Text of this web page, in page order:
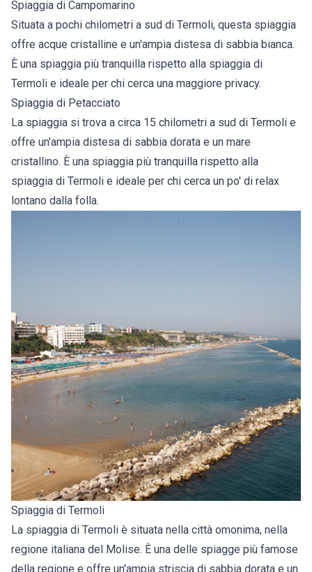
Spiaggia di Campomarino
Situata a pochi chilometri a sud di Termoli, questa spiaggia
offre acque cristalline e un'ampia distesa di sabbia bianca.
È una spiaggia più tranquilla rispetto alla spiaggia di
Termoli e ideale per chi cerca una maggiore privacy.
Spiaggia di Petacciato
La spiaggia si trova a circa 15 chilometri a sud di Termoli e
offre un'ampia distesa di sabbia dorata e un mare
cristallino. È una spiaggia più tranquilla rispetto alla
spiaggia di Termoli e ideale per chi cerca un po' di relax
lontano dalla folla.
Spiaggia di Termoli
La spiaggia di Termoli è situata nella città omonima, nella
regione italiana del Molise. È una delle spiagge più famose
della regione e offre un'ampia striscia di sabbia dorata e un